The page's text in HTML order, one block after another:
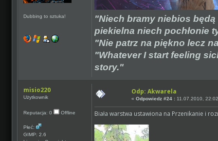
Dubbing to sztuka!
"Niech bramy niebios
piekielna niech pochłonie
"Nie patrz na piękno lecz
"Whatever I start feeling
story."
misio220
Użytkownik
Reputacja: 0 Offline
Płeć:
GIMP: 2.6
Odp: Akwarela
«Odpowiedz #24 : 11.07.2010,
Biała warstwa ustawiona na Przenikanie i